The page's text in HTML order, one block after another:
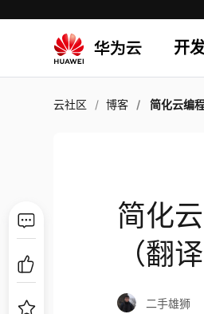
开
云社区 博客 简化云编
简化
（翻译
二手雄狮